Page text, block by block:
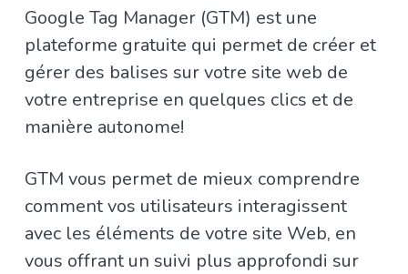
Google Tag Manager (GTM) est une
plateforme gratuite qui permet de créer et
gérer des balises sur votre site web de
votre entreprise en quelques clics et de
manière autonome!
GTM vous permet de mieux comprendre
comment vos utilisateurs interagissent
avec les éléments de votre site Web, en
vous offrant un suivi plus approfondi sur